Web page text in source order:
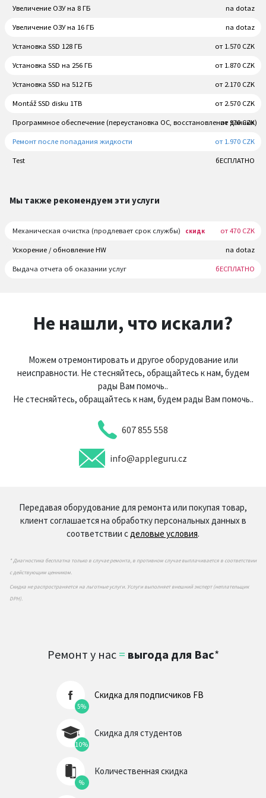
Увеличение ОЗУ на 8 ГБ na dotaz
Увеличение ОЗУ на 16 ГБ na dotaz
Установка SSD 128 ГБ от 1.570 CZK
Установка SSD на 256 ГБ от 1.870 CZK
Установка SSD на 512 ГБ от 2.170 CZK
Montáž SSD disku 1TB от 2.570 CZK
Программное обеспечение (переустановка ОС, восстановление данных)
от 970 CZK
Ремонт после попадания жидкости от 1.970 CZK
Test бЕСПЛАТНО
Мы также рекомендуем эти услуги
Механическая очистка (продлевает срок службы) скидк от 470 CZK
Ускорение / обновление HW na dotaz
Выдача отчета об оказании услуг бЕСПЛАТНО
Не нашли, что искали?
Можем отремонтировать и другое оборудование или
неисправности. Не стесняйтесь, обращайтесь к нам, будем
рады Вам помочь..
Не стесняйтесь, обращайтесь к нам, будем рады Вам помочь..
607 855 558
info@appleguru.cz
Передавая оборудование для ремонта или покупая товар,
клиент соглашается на обработку персональных данных в
соответствии сделовые условия.
* Диагностика бесплатна только в случае ремонта, в противном случае выплачивается в соответствии
с действующим ценником.
Скидка не распространяется на льготные услуги. Услуги выполняет внешний эксперт (неплательщик
DPH).
Ремонт у нас = выгода для Вас*
5%
Скидка для подписчиков FB
10%
Скидка для студентов
%
Количественная скидка